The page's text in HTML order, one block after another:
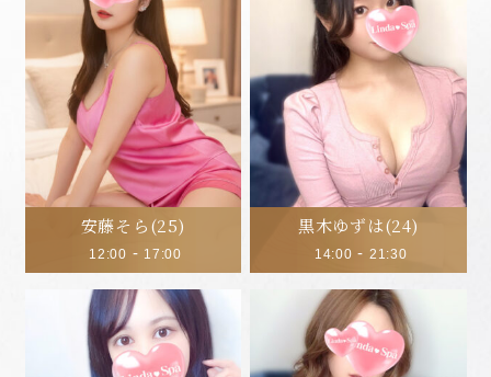
安藤そら(25)
12:00 - 17:00
黒木ゆずは(24)
14:00 - 21:30